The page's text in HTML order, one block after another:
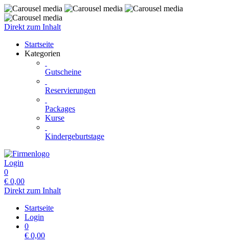
Direkt zum Inhalt
Startseite
Kategorien
Gutscheine
Reservierungen
Packages
Kurse
Kindergeburtstage
Login
0
€ 0,00
Direkt zum Inhalt
Startseite
Login
0
€ 0,00